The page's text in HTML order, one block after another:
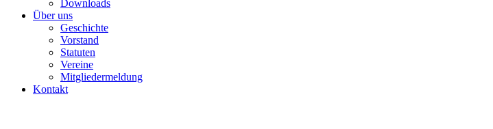
Downloads
Über uns
Geschichte
Vorstand
Statuten
Vereine
Mitgliedermeldung
Kontakt